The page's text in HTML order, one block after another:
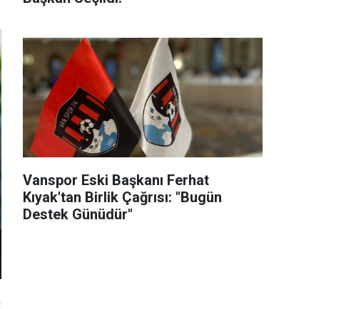
Vanspor Eski Başkanı Ferhat
Kıyak'tan Birlik Çağrısı: "Bugün
Destek Günüdür"